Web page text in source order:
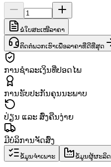
ຂໍໃບສະເໜີລາຄາ
ຕິດຕໍ່ພວກເຮົາເພື່ອລາຄາທີ່ດີທີ່ສຸດ
ການຊຳລະເງິນທີ່ປອດໄພ
ການຮັບປະກັນຄຸນນະພາບ
ປ່ຽນ ແລະ ສົ່ງຄືນງ່າຍ
ມີບໍລິການຈັດສົ່ງ
ຂໍ້ມູນຈຳເພາະ ຂໍ້ມູນຜູ້ຜະລິດ